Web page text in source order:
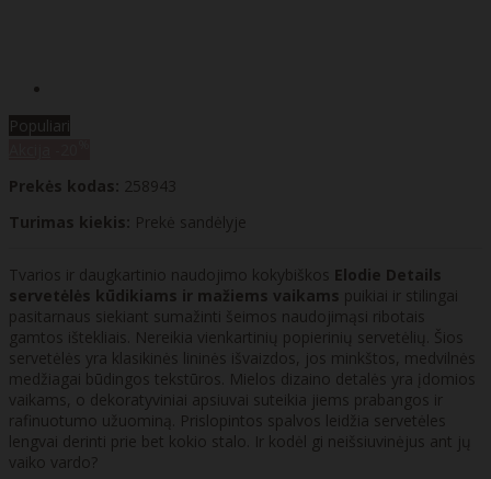
Populiari
Prekės kodas: 258943
Turimas kiekis: Prekė sandėlyje
Tvarios ir daugkartinio naudojimo kokybiškos Elodie Details
servetėlės ​​kūdikiams ir mažiems vaikams puikiai ir stilingai
pasitarnaus siekiant sumažinti šeimos naudojimąsi ribotais
gamtos ištekliais. Nereikia vienkartinių popierinių servetėlių. Šios
servetėlės yra klasikinės lininės išvaizdos, jos minkštos, medvilnės
medžiagai būdingos tekstūros. Mielos dizaino detalės yra įdomios
vaikams, o dekoratyviniai apsiuvai suteikia jiems prabangos ir
rafinuotumo užuominą. Prislopintos spalvos leidžia servetėles
lengvai derinti prie bet kokio stalo. Ir kodėl gi neišsiuvinėjus ant jų
vaiko vardo?